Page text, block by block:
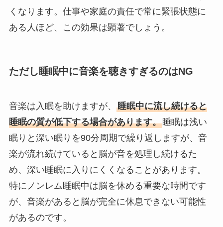
くなります。仕事や家庭の責任で常に緊張状態に
ある人ほど、この効果は顕著でしょう。
ただし睡眠中に音楽を聴きすぎるのはNG
音楽は入眠を助けますが、 睡眠中に流し続けると
睡眠の質が低下する場合があります。睡眠は浅い
眠りと深い眠りを90分周期で繰り返しますが、音
楽が流れ続けていると脳が音を処理し続けるた
め、深い睡眠に入りにくくなることがあります。
特にノンレム睡眠中は脳を休める重要な時間です
が、音楽があると脳が完全に休息できない可能性
があるのです。